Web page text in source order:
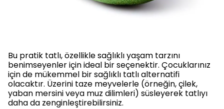
Bu pratik tatlı, özellikle sağlıklı yaşam tarzını
benimseyenler için ideal bir seçenektir. Çocuklarınız
için de mükemmel bir sağlıklı tatlı alternatifi
olacaktır. Üzerini taze meyvelerle (örneğin, çilek,
yaban mersini veya muz dilimleri) süsleyerek tatlıyı
daha da zenginleştirebilirsiniz.